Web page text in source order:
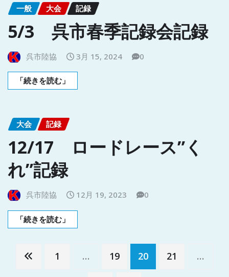
一般 大会 記録
5/3 呉市春季記録会記録
呉市陸協 3月 15, 2024 0
「続きを読む」
大会 記録
12/17 ロードレース”く
れ”記録
呉市陸協 12月 19, 2023 0
「続きを読む」
投
1 … 19 20 21 …